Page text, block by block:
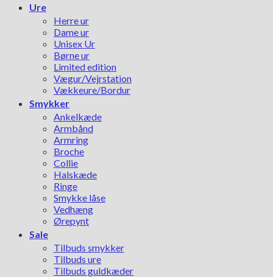
Ure
Herre ur
Dame ur
Unisex Ur
Børne ur
Limited edition
Vægur/Vejrstation
Vækkeure/Bordur
Smykker
Ankelkæde
Armbånd
Armring
Broche
Collie
Halskæde
Ringe
Smykke låse
Vedhæng
Ørepynt
Sale
Tilbuds smykker
Tilbuds ure
Tilbuds guldkæder